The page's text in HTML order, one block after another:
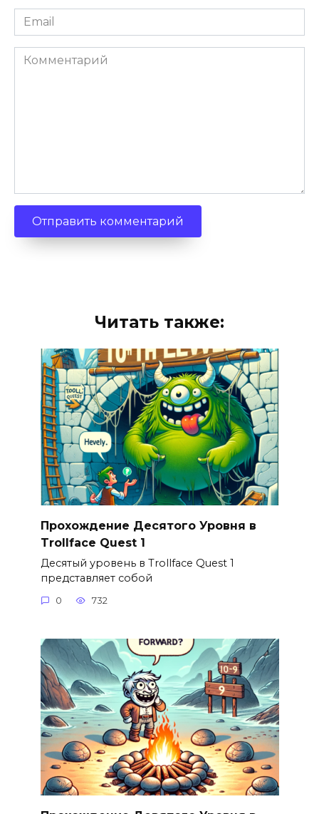
Email
*
Комментарий
Читать также:
Прохождение Десятого Уровня в
Trollface Quest 1
Десятый уровень в Trollface Quest 1
представляет собой
0 732